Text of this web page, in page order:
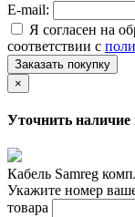
E-mail:
Я согласен на
соответствии с
Заказать покупку
×
Уточнить наличие
Кабель Samreg
Укажите номер
товара